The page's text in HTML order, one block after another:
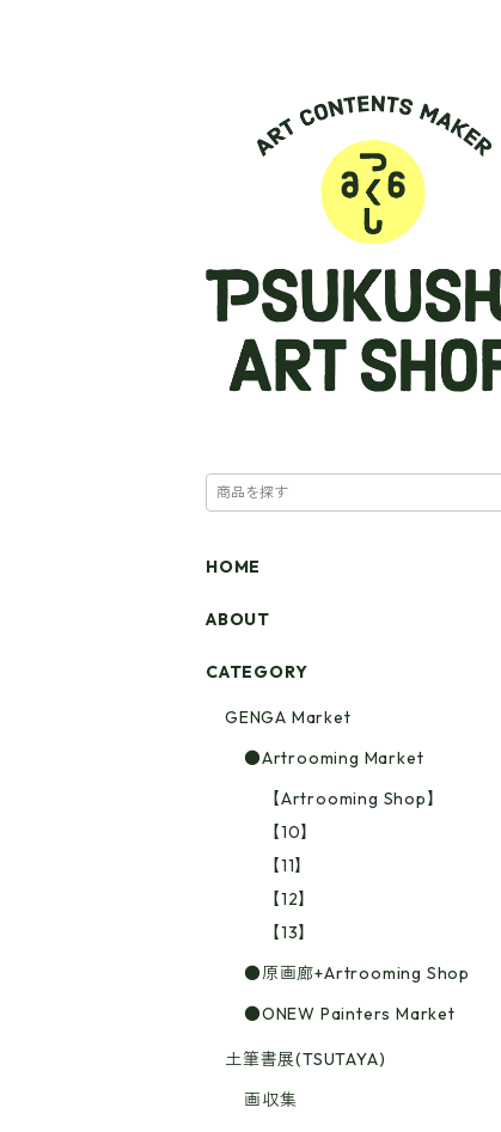
HOME
ABOUT
CATEGORY
GENGA Market
●Artrooming Market
【Artrooming Shop】
【10】
【11】
【12】
【13】
●原画廊+Artrooming Shop
●ONEW Painters Market
土筆書展(TSUTAYA)
画収集